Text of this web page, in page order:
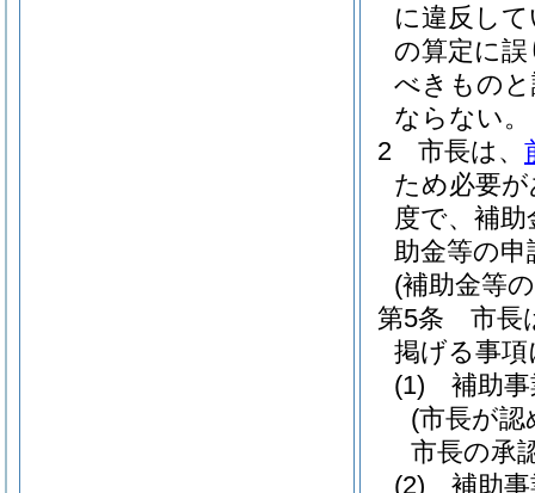
に違反し
の算定に
べきもの
ならない。
2
市長は、
ため必要
度で、補
助金等の
(補助金等
第5条
市長
掲げる事
(1)
補助
(市長が認
市長の承
(2)
補助